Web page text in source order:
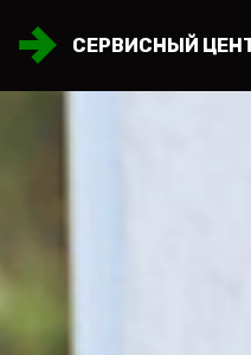
СЕРВИСНЫЙ